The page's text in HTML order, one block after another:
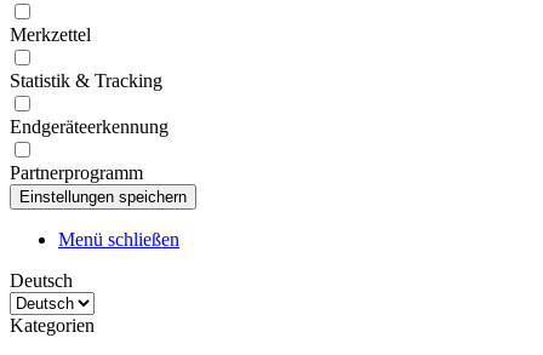
Merkzettel
Statistik & Tracking
Endgeräteerkennung
Partnerprogramm
Menü schließen
Deutsch
Kategorien